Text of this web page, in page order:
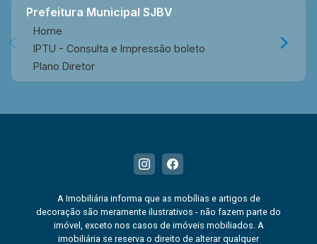
Prefeitura Municipal SJBV
Home
IPTU - Consulta e Impressão boleto
Plano Diretor
A Imobiliária informa que as mobílias e artigos de
decoração são meramente ilustrativos - não fazem parte do
imóvel, exceto nos casos de imóveis mobiliados. A
imobiliária se reserva o direito de alterar qualquer